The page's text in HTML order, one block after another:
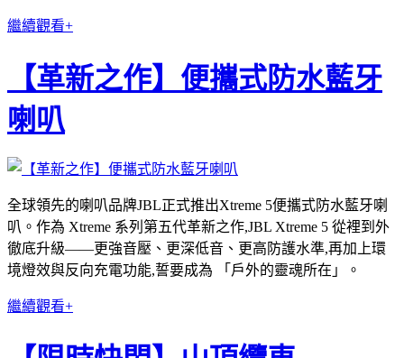
繼續觀看+
【革新之作】便攜式防水藍牙
喇叭
全球領先的喇叭品牌JBL正式推出Xtreme 5便攜式防水藍牙喇
叭。作為 Xtreme 系列第五代革新之作,JBL Xtreme 5 從裡到外
徹底升級——更強音壓、更深低音、更高防護水準,再加上環
境燈效與反向充電功能,誓要成為 「戶外的靈魂所在」。
繼續觀看+